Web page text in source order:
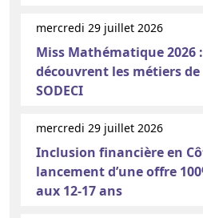
mercredi 29 juillet 2026
Miss Mathématique 2026
découvrent les métiers de
SODECI
mercredi 29 juillet 2026
Inclusion financière en
lancement d’une offre
aux 12-17 ans